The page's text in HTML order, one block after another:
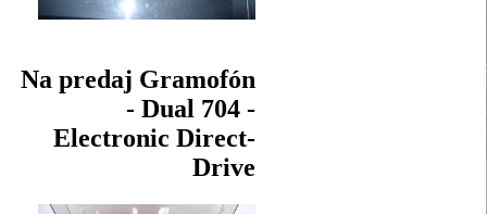
Na predaj Gramofón
- Dual 704 -
Electronic Direct-
Drive